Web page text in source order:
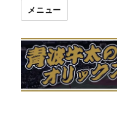
メニュー